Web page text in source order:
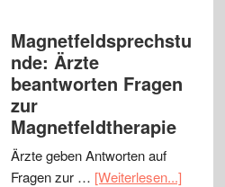
Magnetfeldsprechstu
nde: Ärzte
beantworten Fragen
zur
Magnetfeldtherapie
Ärzte geben Antworten auf
Fragen zur … [Weiterlesen...]